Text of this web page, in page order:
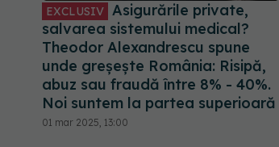
EXCLUSIV Asigurările private,
salvarea sistemului medical?
Theodor Alexandrescu spune
unde greșește România: Risipă,
abuz sau fraudă între 8% - 40%.
Noi suntem la partea superioară
01 mar 2025, 13:00